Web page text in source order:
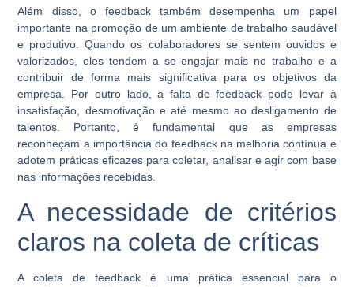
Além disso, o feedback também desempenha um papel
importante na promoção de um ambiente de trabalho saudável
e produtivo. Quando os colaboradores se sentem ouvidos e
valorizados, eles tendem a se engajar mais no trabalho e a
contribuir de forma mais significativa para os objetivos da
empresa. Por outro lado, a falta de feedback pode levar à
insatisfação, desmotivação e até mesmo ao desligamento de
talentos. Portanto, é fundamental que as empresas
reconheçam a importância do feedback na melhoria contínua e
adotem práticas eficazes para coletar, analisar e agir com base
nas informações recebidas.
A necessidade de critérios
claros na coleta de críticas
A coleta de feedback é uma prática essencial para o